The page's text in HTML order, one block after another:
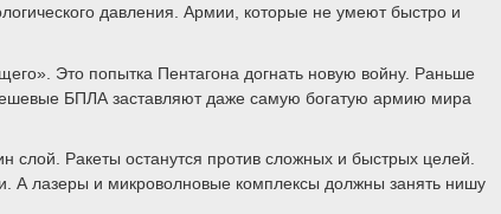
давления. Армии, которые не умеют быстро и
Это попытка Пентагона догнать новую войну. Раньше
БПЛА заставляют даже самую богатую армию мира
Ракеты останутся против сложных и быстрых целей.
А лазеры и микроволновые комплексы должны занять нишу